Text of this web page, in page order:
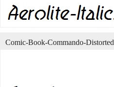
Comic-Book-Commando-Distorted